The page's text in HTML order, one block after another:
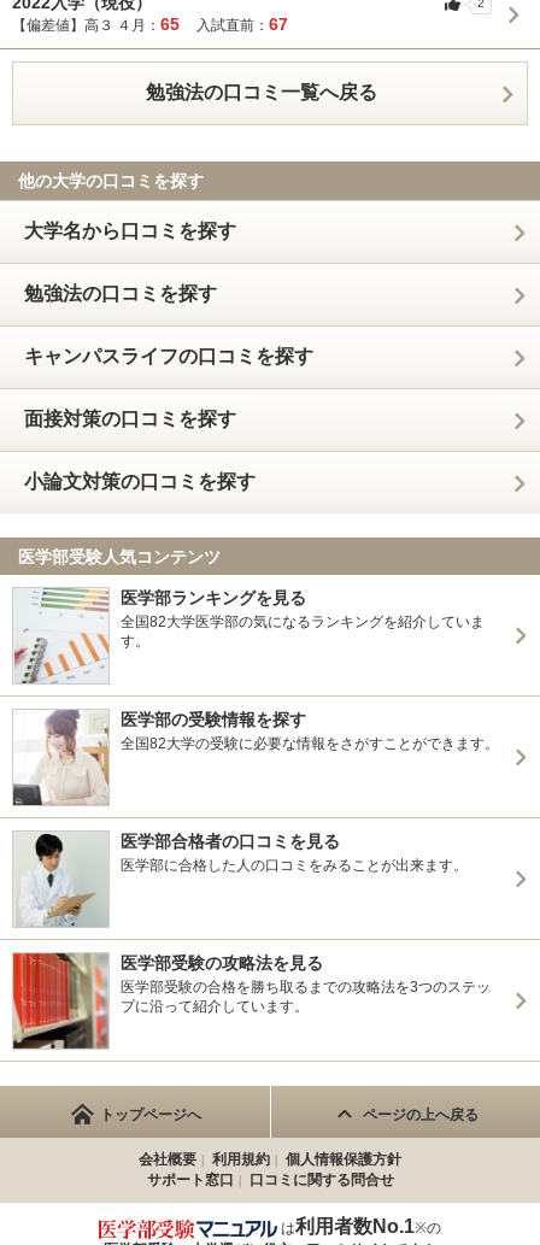
【偏差値】高３ ４月： 65 入試直前： 67
2
勉強法の口コミ一覧へ戻る
他の大学の口コミを探す
大学名から口コミを探す
勉強法の口コミを探す
キャンパスライフの口コミを探す
面接対策の口コミを探す
小論文対策の口コミを探す
医学部受験人気コンテンツ
医学部ランキングを見る
全国82大学医学部の気になるランキングを紹介していま
す。
医学部の受験情報を探す
全国82大学の受験に必要な情報をさがすことができます。
医学部合格者の口コミを見る
医学部に合格した人の口コミをみることが出来ます。
医学部受験の攻略法を見る
医学部受験の合格を勝ち取るまでの攻略法を3つのステッ
プに沿って紹介しています。
トップページへ ページの上へ戻る
会社概要 利用規約
個人情報保護方針
サポート窓口
口コミに関する問合せ
は利用者数No.1※の